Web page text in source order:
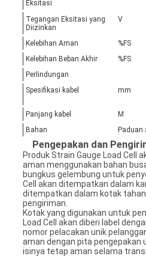
Eksitasi
Tegangan Eksitasi yang
Diizinkan
V
Kelebihan Aman %FS
Kelebihan Beban Akhir
%FS
Perlindungan
Spesifikasi kabel
mm
Panjang kabel
M
Bahan
Paduan
Pengepakan dan
Produk Strain Gauge Load Cell
aman menggunakan bahan
bungkus gelembung untuk
Cell akan ditempatkan dalam
ditempatkan dalam kotak
pengiriman.
Kotak yang digunakan untuk
Load Cell akan diberi label
nomor pelacakan unik
aman dengan pita
isinya tetap aman selama